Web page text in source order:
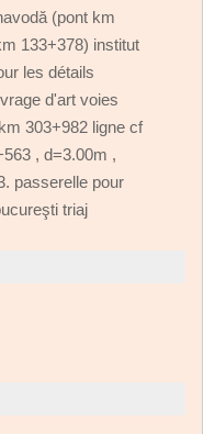
(pont km
133+378) institut
les détails
d'art voies
303+982 ligne cf
, d=3.00m ,
passerelle pour
triaj